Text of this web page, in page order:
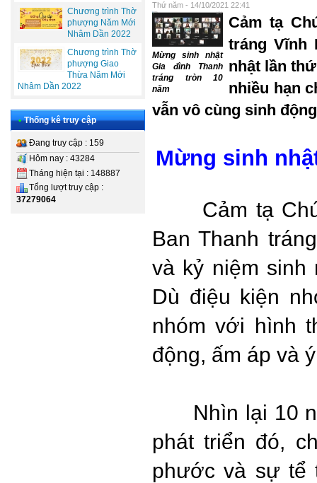
Chương trình Thờ
phượng Năm Mới
Nhâm Dần 2022
Chương trình Thờ
phượng Giao
Thừa Năm Mới
Nhâm Dần 2022
• Thống kê truy cập
Đang truy cập : 159
Hôm nay : 43284
Tháng hiện tại : 148887
Tổng lượt truy cập :
37279064
Thứ năm - 14/10/2021 22:41
Mừng sinh nhật
Gia đình Thanh
tráng tròn 10
năm
Cảm tạ
tráng Vĩnh
nhật lần
nhiều hạn
vẫn vô cùng sinh
Mừng sinh
Cảm tạ Chúa
Ban Thanh
và kỷ niệm sinh
Dù điệu kiện
nhóm với hình
động, ấm áp và
Nhìn lại 10
phát triển đó,
phước và sự tể